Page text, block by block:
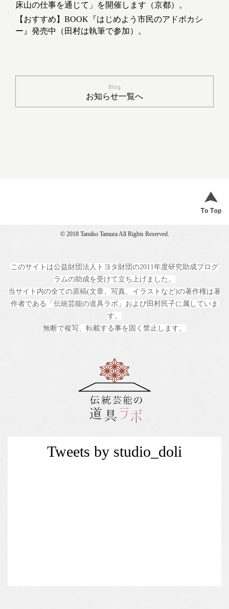
床山の仕事を通じて」を開催します（京都）。
【おすすめ】BOOK『はじめよう市民のアドボカシ
ー』発売中（田村は執筆で参加）。
Blog
お知らせ一覧へ
© 2018 Tamiko Tamura All Rights Reserved.
このサイトは公益財団法人トヨタ財団の2011年度研究助成プログ
ラムの助成を受けて立ち上げました。
当サイト内の全ての原稿(文章、写真、イラストなど)の著作権は著
作者である「伝統芸能の道具ラボ」および田村民子に属していま
す。
無断で複写、転載する事を固く禁止します。
Tweets by studio_doli